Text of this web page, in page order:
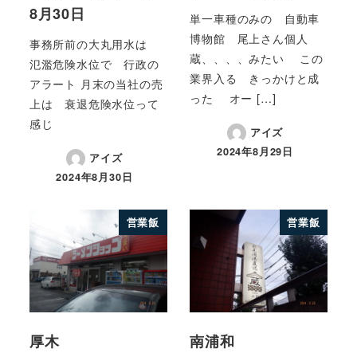
8月30日
事務所前の大丸用水は
氾濫危険水位で 行政の
アラート 月末の当社の売
上は 衰退危険水位って
感じ
アイズ
2024年8月30日
単一車種のみの 自動車
博物館 尾上さん個人
蔵、、、、みたい この
業界入る きっかけと成
った オー […]
アイズ
2024年8月29日
営業飯
厚木
営業飯
南浦和